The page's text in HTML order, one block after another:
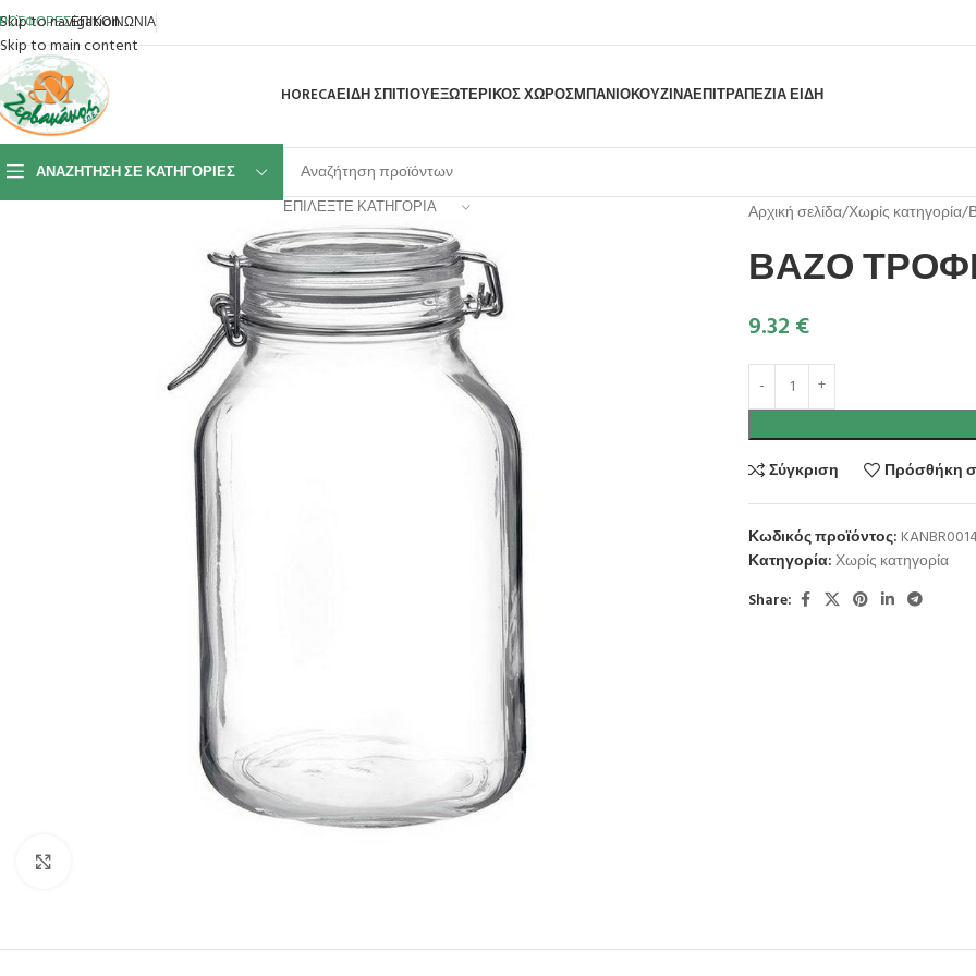
Skip to navigation
Skip to main content
ΕΠΙΚΟΙΝΩΝΙΑ
HORECAΕΙΔΗ ΣΠΙΤΙΟΥΕΞΩΤΕΡΙΚΟΣ ΧΩΡΟΣΜΠΆΝΙΟΚΟΥΖΊΝΑΕΠΙΤΡΑΠΈΖΙΑ ΕΊΔΗ
ΑΝΑΖΉΤΗΣΗ ΣΕ ΚΑΤΗΓΟΡΊΕΣ
ΕΠΙΛΈΞΤΕ ΚΑΤΗΓΟΡΊΑ
Αρχική σελίδα Χωρίς κατηγορία
ΒΑΖΟ
9.32 €
Σύγκριση
Πρόσθήκη
Κωδικός προϊόντος:
Κατηγορία:Χωρίς κατηγορία
Share: